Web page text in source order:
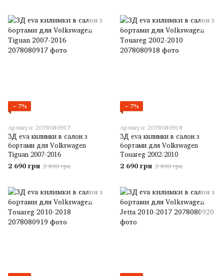
−7%
Артикул: 2078080917
3Д eva килимки в салон з
бортами для Volkswagen
Tiguan 2007-2016
2 690 грн 2 890 грн
−7%
Артикул: 2078080918
3Д eva килимки в салон з
бортами для Volkswagen
Touareg 2002-2010
2 690 грн 2 890 грн